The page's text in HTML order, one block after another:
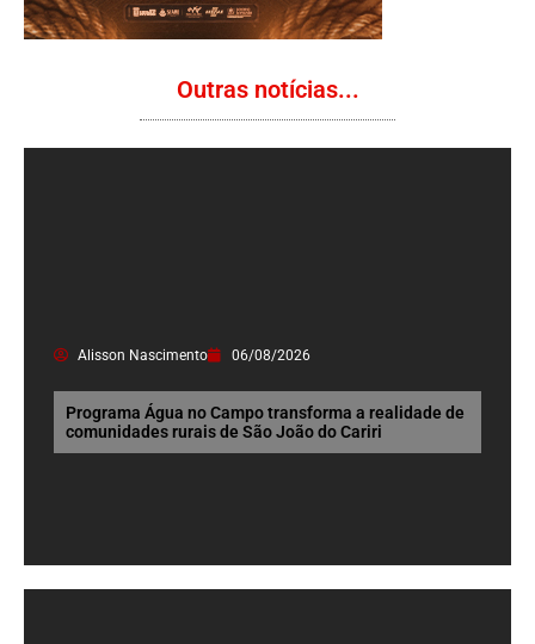
Outras notícias...
Alisson Nascimento 06/08/2026
Programa Água no Campo transforma a realidade de
comunidades rurais de São João do Cariri